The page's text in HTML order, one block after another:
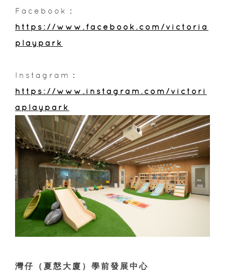
Facebook：
https://www.facebook.com/victoria
playpark
Instagram：
https://www.instagram.com/victori
aplaypark
灣仔（夏慤大廈）學前發展中心